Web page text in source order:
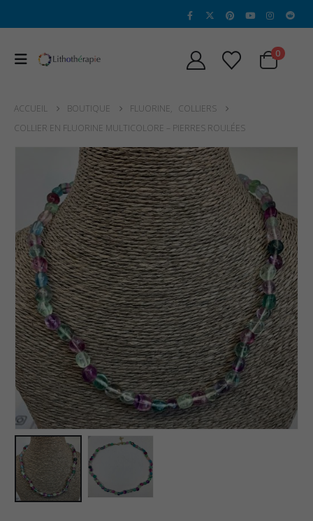
0
ACCUEIL BOUTIQUE FLUORINE, COLLIERS
COLLIER EN FLUORINE MULTICOLORE – PIERRES ROULÉES